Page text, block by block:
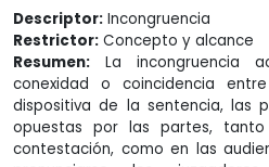
Descriptor: Incongruencia
Restrictor: Concepto y alcance
Resumen: La incongruencia
conexidad o coincidencia
dispositiva de la sentencia, las
opuestas por las partes,
contestación, como en las